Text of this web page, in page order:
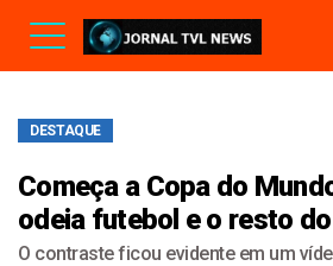
DESTAQUE
Começa a Copa do
odeia futebol e o resto
O contraste ficou evidente em um